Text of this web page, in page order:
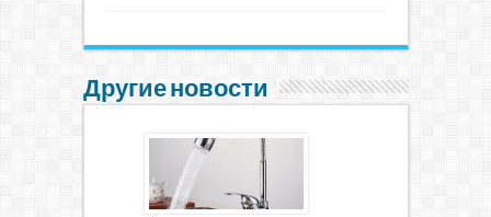
Другие новости